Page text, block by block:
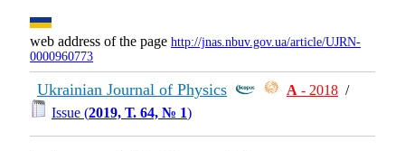
web address of the page http://jnas.nbuv.gov.ua/article/UJRN-
0000960773
Ukrainian Journal of Physics А - 2018 /
Issue (2019, Т. 64, № 1)